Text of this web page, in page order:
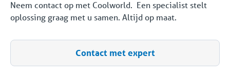
Neem contact op met Coolworld. Een specialist stelt
oplossing graag met u samen. Altijd op maat.
Contact met expert